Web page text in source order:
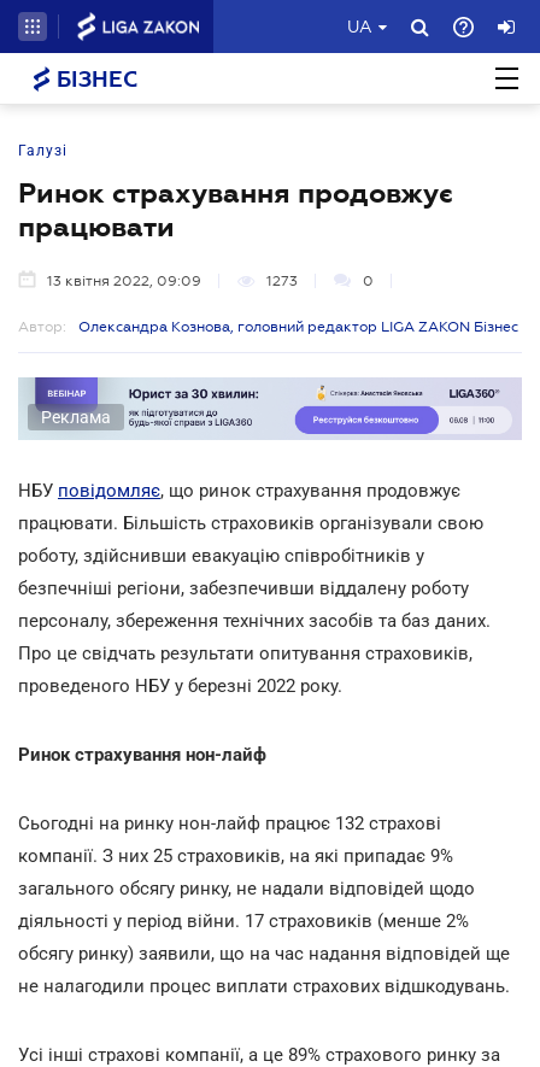
UA
БІЗНЕС
Галузі
Ринок страхування продовжує
працювати
13 квітня 2022, 09:09 1273 0
Автор: Олександра Кознова, головний редактор LIGA ZAKON Бізнес
Реклама
НБУ повідомляє, що ринок страхування продовжує
працювати. Більшість страховиків організували свою
роботу, здійснивши евакуацію співробітників у
безпечніші регіони, забезпечивши віддалену роботу
персоналу, збереження технічних засобів та баз даних.
Про це свідчать результати опитування страховиків,
проведеного НБУ у березні 2022 року.
Ринок страхування нон-лайф
Сьогодні на ринку нон-лайф працює 132 страхові
компанії. З них 25 страховиків, на які припадає 9%
загального обсягу ринку, не надали відповідей щодо
діяльності у період війни. 17 страховиків (менше 2%
обсягу ринку) заявили, що на час надання відповідей ще
не налагодили процес виплати страхових відшкодувань.
Усі інші страхові компанії, а це 89% страхового ринку за